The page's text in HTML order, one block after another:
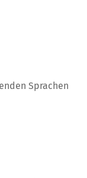
Sprachen